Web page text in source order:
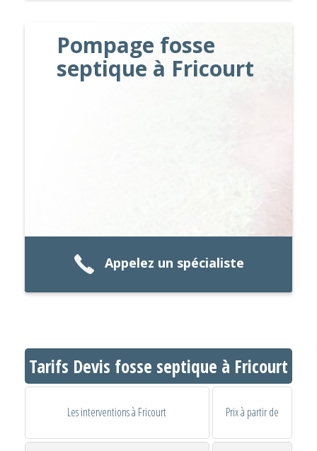
Pompage fosse
septique à Fricourt
Appelez un spécialiste
Tarifs Devis fosse septique à Fricourt
Les interventions à Fricourt Prix à partir de